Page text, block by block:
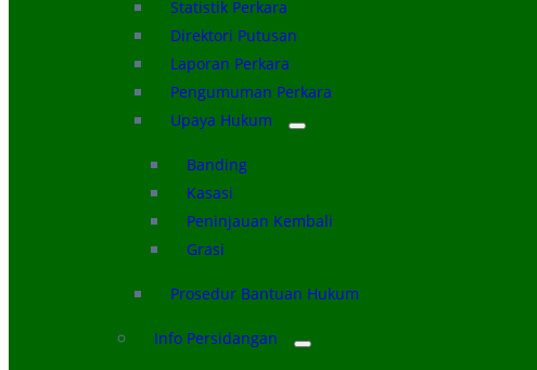
Statistik Perkara
Direktori Putusan
Laporan Perkara
Pengumuman Perkara
Upaya Hukum
Banding
Kasasi
Peninjauan Kembali
Grasi
Prosedur Bantuan Hukum
Info Persidangan